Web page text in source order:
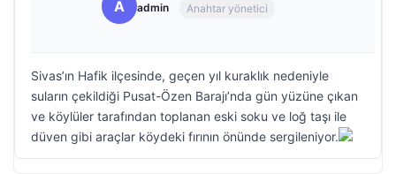
A admin Anahtar yönetici
Sivas’ın Hafik ilçesinde, geçen yıl kuraklık nedeniyle
suların çekildiği Pusat-Özen Barajı’nda gün yüzüne çıkan
ve köylüler tarafından toplanan eski soku ve loğ taşı ile
düven gibi araçlar köydeki fırının önünde sergileniyor.